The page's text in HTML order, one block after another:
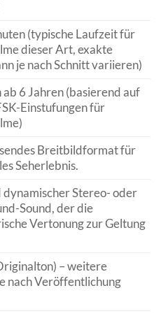
(typische Laufzeit für
dieser Art, exakte
je nach Schnitt variieren)
ab 6 Jahren (basierend auf
Einstufungen für
Breitbildformat für
Seherlebnis.
Stereo- oder
Sound, der die
Vertonung zur Geltung
– weitere
nach Veröffentlichung